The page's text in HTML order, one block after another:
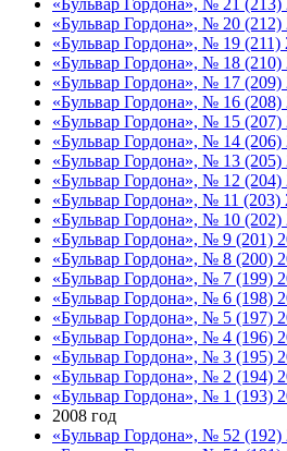
«Бульвар Гордона», № 20 (212)
«Бульвар Гордона», № 19 (211)
«Бульвар Гордона», № 18 (210)
«Бульвар Гордона», № 17 (209)
«Бульвар Гордона», № 16 (208)
«Бульвар Гордона», № 15 (207)
«Бульвар Гордона», № 14 (206)
«Бульвар Гордона», № 13 (205)
«Бульвар Гордона», № 12 (204)
«Бульвар Гордона», № 11 (203)
«Бульвар Гордона», № 10 (202)
«Бульвар Гордона», № 9 (201)
«Бульвар Гордона», № 8 (200)
«Бульвар Гордона», № 7 (199)
«Бульвар Гордона», № 6 (198)
«Бульвар Гордона», № 5 (197)
«Бульвар Гордона», № 4 (196)
«Бульвар Гордона», № 3 (195)
«Бульвар Гордона», № 2 (194)
«Бульвар Гордона», № 1 (193)
2008 год
«Бульвар Гордона», № 52 (192)